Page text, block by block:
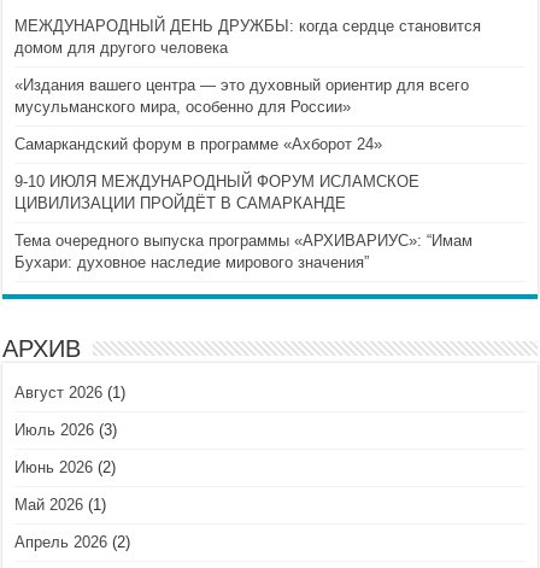
МЕЖДУНАРОДНЫЙ ДЕНЬ ДРУЖБЫ: когда сердце становится
домом для другого человека
«Издания вашего центра — это духовный ориентир для всего
мусульманского мира, особенно для России»
Самаркандский форум в программе «Ахборот 24»
9-10 ИЮЛЯ МЕЖДУНАРОДНЫЙ ФОРУМ ИСЛАМСКОЕ
ЦИВИЛИЗАЦИИ ПРОЙДЁТ В САМАРКАНДЕ
Тема очередного выпуска программы «АРХИВАРИУС»: “Имам
Бухари: духовное наследие мирового значения”
АРХИВ
Август 2026 (1)
Июль 2026 (3)
Июнь 2026 (2)
Май 2026 (1)
Апрель 2026 (2)